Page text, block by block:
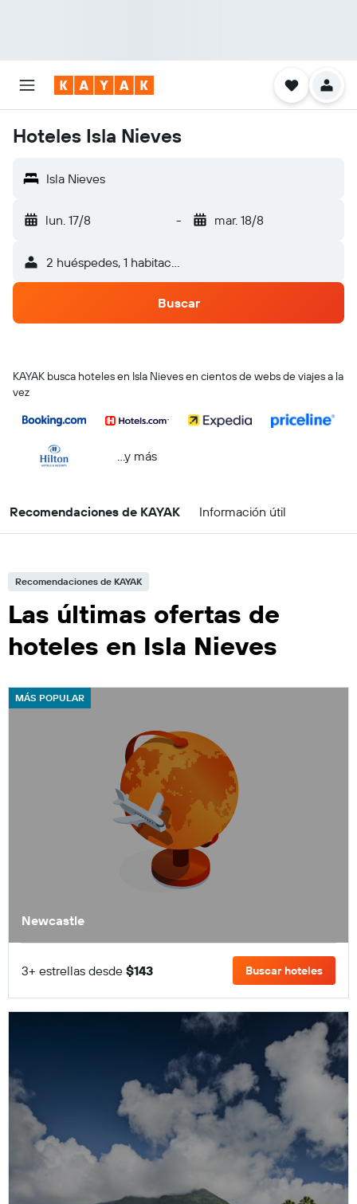
Hoteles Isla Nieves
Isla Nieves
lun. 17/8 - mar. 18/8
2 huéspedes, 1 habitación
Buscar
KAYAK busca hoteles en Isla Nieves en cientos de webs de viajes a la
vez
...y más
Recomendaciones de KAYAK Información útil
Recomendaciones de KAYAK
Las últimas ofertas de
hoteles en Isla Nieves
MÁS POPULAR
Newcastle
3+ estrellas desde $143 Buscar hoteles